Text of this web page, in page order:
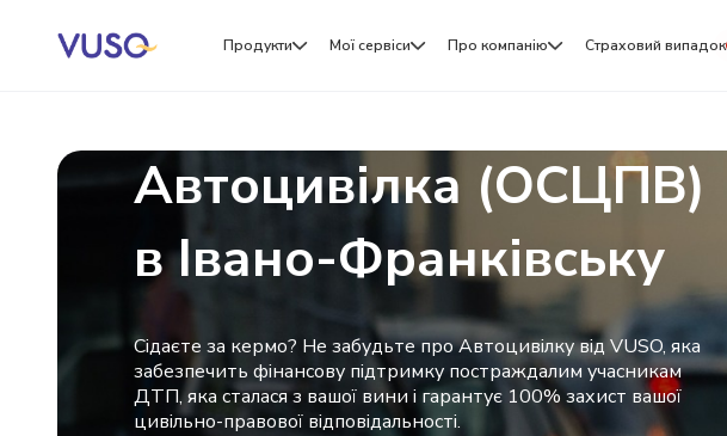
Продукти Мої сервіси Про компанію Страховий випадок
Автоцивілка (ОСЦПВ)
в Івано-Франківську
Сідаєте за кермо? Не забудьте про Автоцивілку від VUSO, яка
забезпечить фінансову підтримку постраждалим учасникам
ДТП, яка сталася з вашої вини і гарантує 100% захист вашої
цивільно-правової відповідальності.